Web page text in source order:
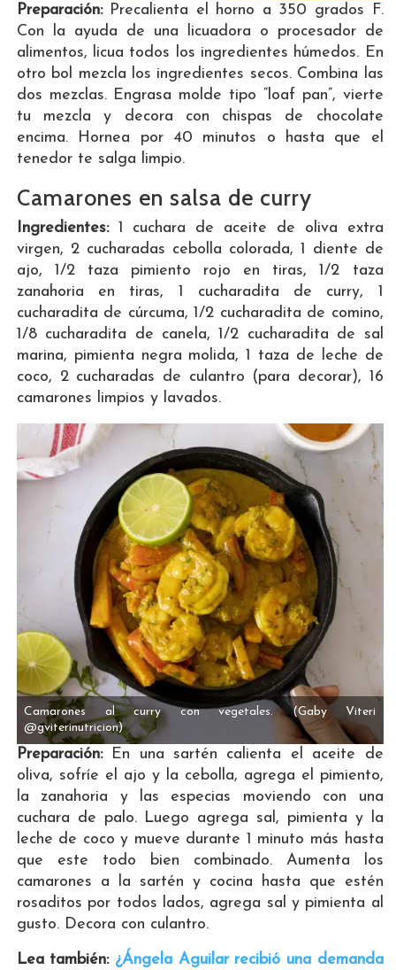
Preparación: Precalienta el horno a 350 grados F.
Con la ayuda de una licuadora o procesador de
alimentos, licua todos los ingredientes húmedos. En
otro bol mezcla los ingredientes secos. Combina las
dos mezclas. Engrasa molde tipo “loaf pan”, vierte
tu mezcla y decora con chispas de chocolate
encima. Hornea por 40 minutos o hasta que el
tenedor te salga limpio.
Camarones en salsa de curry
Ingredientes: 1 cuchara de aceite de oliva extra
virgen, 2 cucharadas cebolla colorada, 1 diente de
ajo, 1/2 taza pimiento rojo en tiras, 1/2 taza
zanahoria en tiras, 1 cucharadita de curry, 1
cucharadita de cúrcuma, 1/2 cucharadita de comino,
1/8 cucharadita de canela, 1/2 cucharadita de sal
marina, pimienta negra molida, 1 taza de leche de
coco, 2 cucharadas de culantro (para decorar), 16
camarones limpios y lavados.
Camarones al curry con vegetales.
(Gaby Viteri
@gviterinutricion)
Preparación:En una sartén calienta el aceite de
oliva, sofríe el ajo y la cebolla, agrega el pimiento,
la zanahoria y las especias moviendo con una
cuchara de palo. Luego agrega sal, pimienta y la
leche de coco y mueve durante 1 minuto más hasta
que este todo bien combinado. Aumenta los
camarones a la sartén y cocina hasta que estén
rosaditos por todos lados, agrega sal y pimienta al
gusto. Decora con culantro.
Lea también: ¿Ángela Aguilar recibió una demanda